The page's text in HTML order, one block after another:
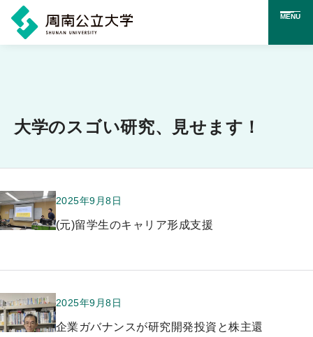
テ
ン
ツ
ッ
プ
MENU
大学のスゴい研究、見せます！
2025年9月8日
(元)留学生のキャリア形成支援
2025年9月8日
企業ガバナンスが研究開発投資と株主還